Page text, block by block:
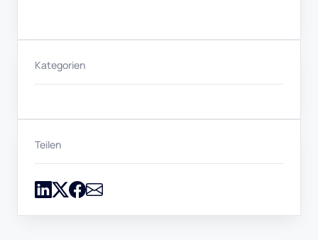
Kategorien
Teilen